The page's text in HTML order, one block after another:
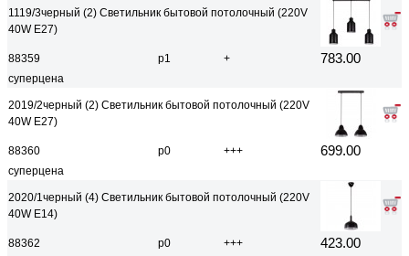
1119/3черный (2) Светильник бытовой потолочный (220V
40W E27)
88359 р1 + 783.00
суперцена
2019/2черный (2) Светильник бытовой потолочный (220V
40W E27)
88360 р0 +++ 699.00
суперцена
2020/1черный (4) Светильник бытовой потолочный (220V
40W E14)
88362 р0 +++ 423.00